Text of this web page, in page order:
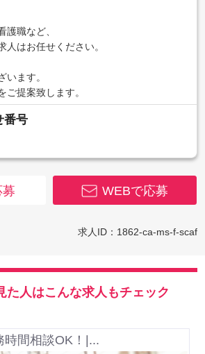
護職など、
人はお任せください。
います。
ご提案致します。
番号
WEBで応募
求人ID：1862-ca-ms-f-scaf
た人はこんな求人もチェック
時間相談OK！|...